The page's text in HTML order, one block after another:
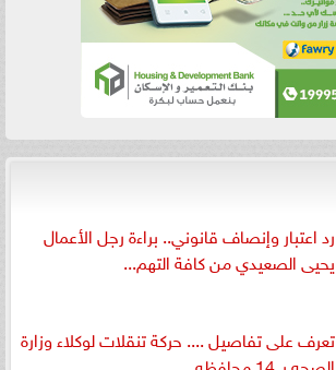
رد اعتبار وإنصاف قانوني.. براءة رجل الأعمال
يحيى الصعيدي من كافة التهم...
تعرف على تفاصيل .... حركة تنقلات لوكلاء وزارة